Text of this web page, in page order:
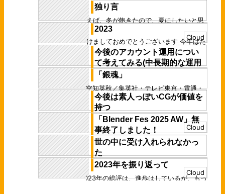
両者の違いは興味深い 感情では抽象的でわ
かりにくいので、ここではひとまず、現代人
になじみ深い"怒り"を例に挙げてみる 怒...
独り言
例えば、冬が飽きたので、夏にしたいと思
っても、少なくとも半年間くらい待たない
といけない 朝が嫌なので夜にしたいと思っ
ても...
2023
あけましておめでとうございます 今年はた
ぶん、ほぼ確実に、大学を卒業します 今後
も創作はフリーランス的に行っていく予定
で...
Cloud
今後のアカウント運用につい
て考えてみる(中長期的な運用
指針)
※この記事は、いつにも増してメモ書きみた
いな記事です 現在、僕はツイッターを、メ
インアカウントとサブアカウント、2つで
運...
「銀魂」
©空知英秋／集英社・テレビ東京・電通・
BNP dアニメストアより引用 「銀魂」は、
言わずと知れたギャグ色強めの漫画原作ア...
今後は素人っぽいCGが価値を
持つ
最近はsoraなどの動画生成AIが発展してき
ている 現時点でもすごい映像を出してきて
いるし、今後もその勢いは衰えないだろ...
「Blender Fes 2025 AW」無
事終了しました！
お知らせが遅れましたが……、 先日、
「Blender Fes 2025 AW」、無事終了しま
した！ 今回は、MCとしてや...
Cloud
世の中に受け入れられなかっ
た
最近、自分は何を作品で伝えればよいのか
わからなくなった 自分の中に正解はあった
2023年を振り返って
2023年の総評は、進歩はしているが、もっ
Cloud